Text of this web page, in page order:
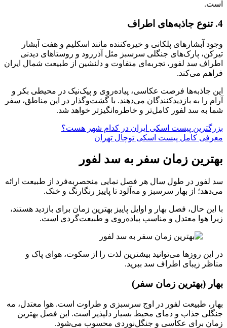
است.
4. تنوع جاذبه‌های اطراف
وجود آبشارهای پلکانی و خیره‌کننده مانند اسکلیم و هفت آبشار
تیرکن، پارک‌های جنگلی سرسبز مثل آذررود و روستاهای دیدنی
اطراف سد لفور، تجربه‌ای متفاوت و دلنشین از طبیعت شمال ایران
فراهم می‌کند.
این جاذبه‌ها فرصت عکاسی، پیاده‌روی و پیک‌نیک در محیطی بکر و
آرام را به بازدیدکنندگان می‌دهند. با گشت‌وگذار در این مناطق، سفر
شما به سد لفور کامل‌تر و خاطره‌انگیزتر خواهد شد.
بزرگترین پیست اسکی ایران در کدام شهر هست؟
معرفی کامل پیست اسکی توچال تهران
بهترین زمان سفر به سد لفور
سد لفور در طول سال هر فصل نمایی منحصر‌به‌فرد از طبیعت ارائه
می‌دهد؛ از بهار سرسبز و مه‌آلود تا پاییز رنگارنگ و خنک.
با این حال، فصل بهار و اوایل پاییز بهترین زمان برای بازدید هستند،
زیرا هوا معتدل و مناسب پیاده‌روی و طبیعت‌گردی است.
در این روزها می‌توانید بیشترین لذت را از سکوت، هوای پاک و
مناظر زیبای اطراف سد ببرید.
بهار (بهترین زمان سفر)
بهار، طبیعت لفور در اوج سرسبزی و طراوت است. هوا معتدل، مه
جنگلی جذاب و دمای محیط بسیار دلپذیر است. این فصل بهترین
زمان برای عکاسی و جنگل‌نوردی محسوب می‌شود.